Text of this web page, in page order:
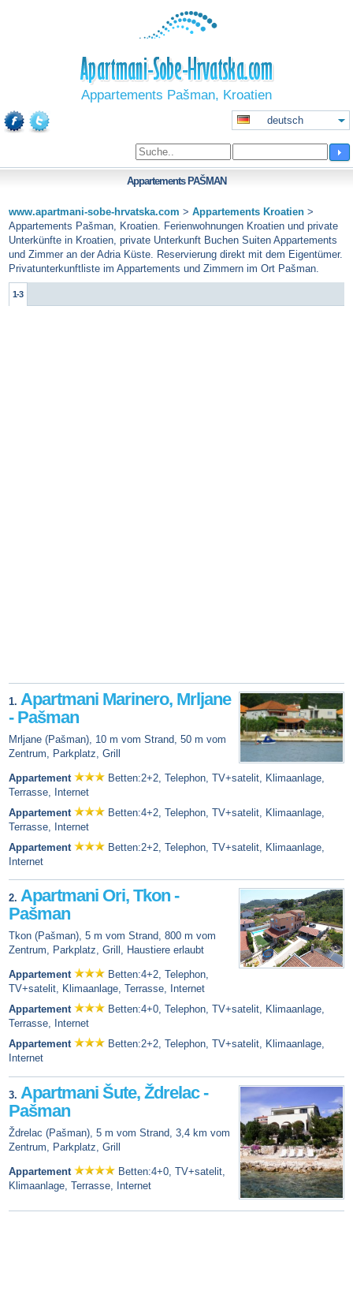
Appartements Pašman, Kroatien
deutsch
Appartements PAŠMAN
www.apartmani-sobe-hrvatska.com > Appartements Kroatien >
Appartements Pašman, Kroatien. Ferienwohnungen Kroatien und private
Unterkünfte in Kroatien, private Unterkunft Buchen Suiten Appartements
und Zimmer an der Adria Küste. Reservierung direkt mit dem Eigentümer.
Privatunterkunftliste im Appartements und Zimmern im Ort Pašman.
1-3
1. Apartmani Marinero, Mrljane
- Pašman
Mrljane (Pašman), 10 m vom Strand, 50 m vom
Zentrum, Parkplatz, Grill
Appartement
Betten:2+2, Telephon, TV+satelit, Klimaanlage,
Terrasse, Internet
Appartement
Betten:4+2, Telephon, TV+satelit, Klimaanlage,
Terrasse, Internet
Appartement
Betten:2+2, Telephon, TV+satelit, Klimaanlage,
Internet
2. Apartmani Ori, Tkon -
Pašman
Tkon (Pašman), 5 m vom Strand, 800 m vom
Zentrum, Parkplatz, Grill, Haustiere erlaubt
Appartement
Betten:4+2, Telephon,
TV+satelit, Klimaanlage, Terrasse, Internet
Appartement
Betten:4+0, Telephon, TV+satelit, Klimaanlage,
Terrasse, Internet
Appartement
Betten:2+2, Telephon, TV+satelit, Klimaanlage,
Internet
3. Apartmani Šute, Ždrelac -
Pašman
Ždrelac (Pašman), 5 m vom Strand, 3,4 km vom
Zentrum, Parkplatz, Grill
Appartement
Betten:4+0, TV+satelit,
Klimaanlage, Terrasse, Internet